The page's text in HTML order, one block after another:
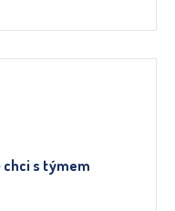
chci s týmem